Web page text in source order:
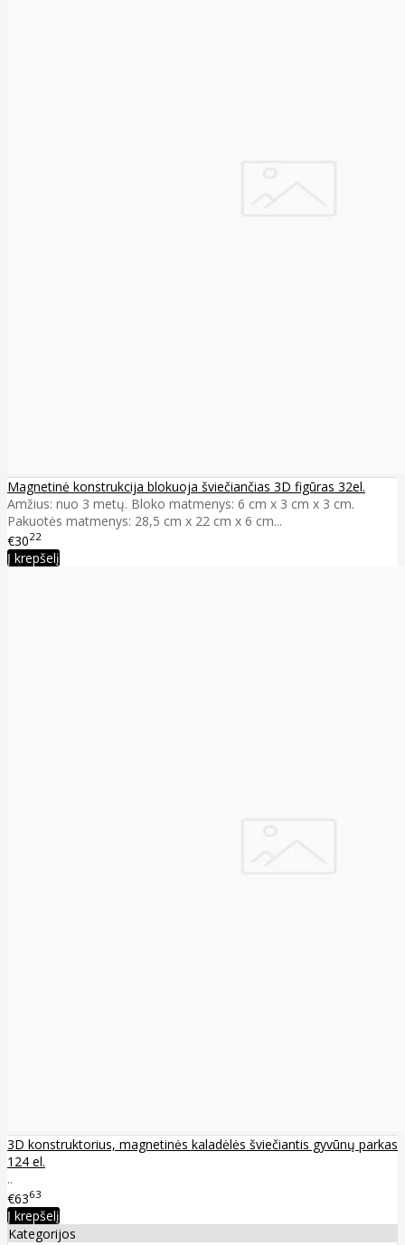
Magnetinė konstrukcija blokuoja šviečiančias 3D figūras 32el.
Amžius: nuo 3 metų. Bloko matmenys: 6 cm x 3 cm x 3 cm.
Pakuotės matmenys: 28,5 cm x 22 cm x 6 cm...
€3022
Į krepšelį
3D konstruktorius, magnetinės kaladėlės šviečiantis gyvūnų parkas
124 el.
..
€6363
Į krepšelį
Kategorijos